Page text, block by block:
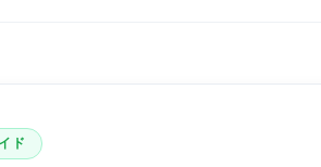
ド